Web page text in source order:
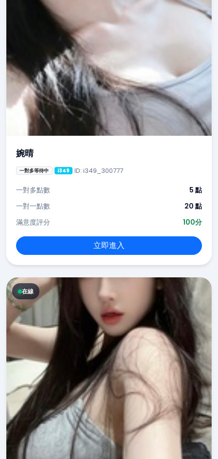
婉晴
一對多等待中 i349 ID: i349_300777
一對多點數
5 點
一對一點數
20 點
滿意度評分
100分
立即進入
在線